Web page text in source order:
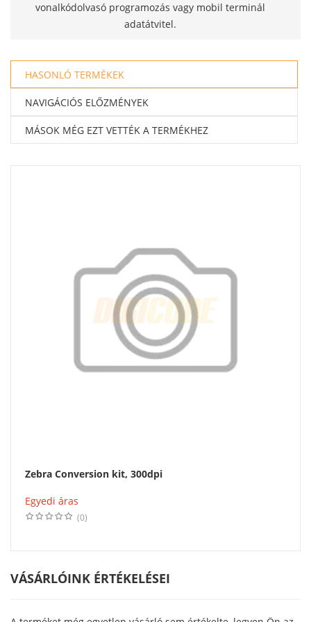
vonalkódolvasó programozás vagy mobil terminál
adatátvitel.
HASONLÓ TERMÉKEK
NAVIGÁCIÓS ELŐZMÉNYEK
MÁSOK MÉG EZT VETTÉK A TERMÉKHEZ
Zebra Conversion kit, 300dpi
Egyedi áras
(0)
VÁSÁRLÓINK ÉRTÉKELÉSEI